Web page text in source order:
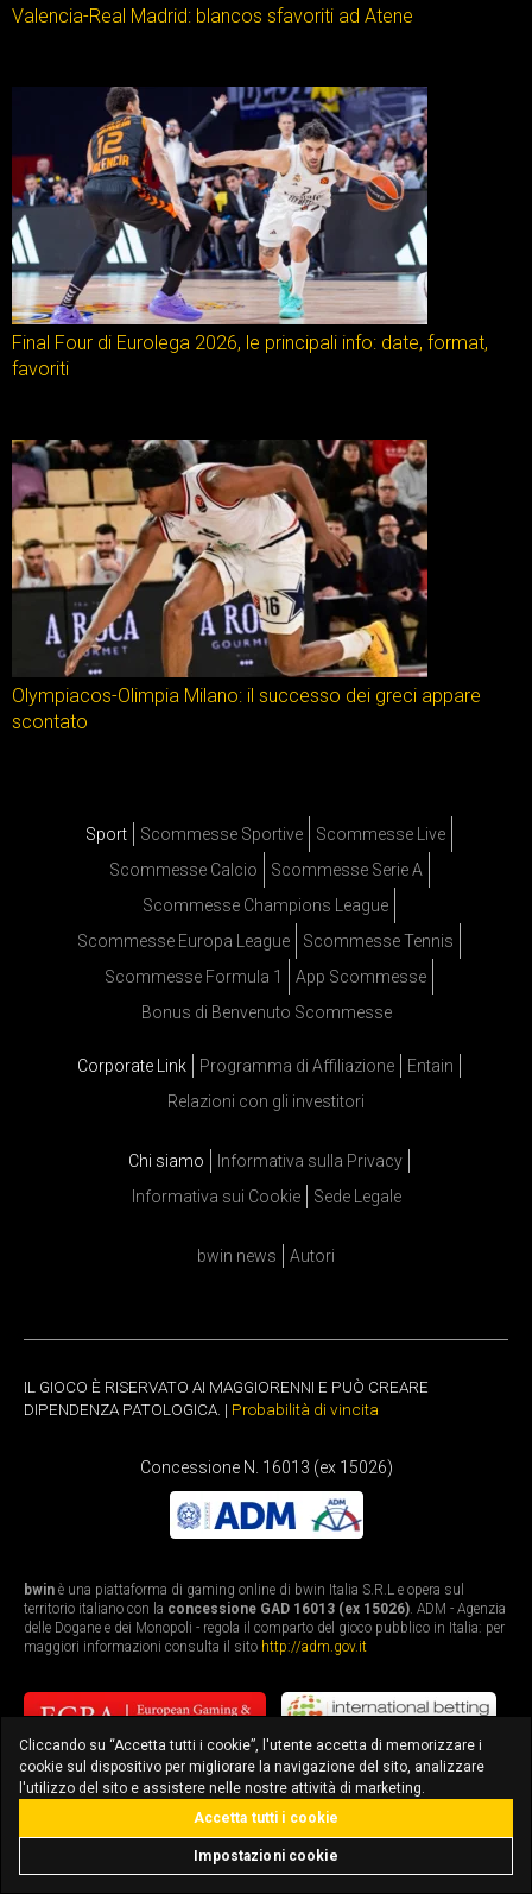
Valencia-Real Madrid: blancos sfavoriti ad Atene
Final Four di Eurolega 2026, le principali info: date, format,
favoriti
Olympiacos-Olimpia Milano: il successo dei greci appare
scontato
Sport Scommesse Sportive
Scommesse Live
Scommesse Calcio
Scommesse Serie A
Scommesse Champions League
Scommesse Europa League
Scommesse Tennis
Scommesse Formula 1
App Scommesse
Bonus di Benvenuto Scommesse
Corporate Link Programma di Affiliazione
Entain
Relazioni con gli investitori
Chi siamo
Informativa sulla Privacy
Informativa sui Cookie
Sede Legale
bwin news Autori
IL GIOCO È RISERVATO AI MAGGIORENNI E PUÒ CREARE
DIPENDENZA PATOLOGICA. | Probabilità di vincita
Concessione N. 16013 (ex 15026)
bwin è una piattaforma di gaming online di bwin Italia S.R.L e opera sul
territorio italiano con la concessione GAD 16013 (ex 15026). ADM - Agenzia
delle Dogane e dei Monopoli - regola il comparto del gioco pubblico in Italia: per
maggiori informazioni consulta il sito http://adm.gov.it
bonus fino a 3.010€ scarica l'app
Cliccando su “Accetta tutti i cookie”, l'utente accetta di memorizzare i
cookie sul dispositivo per migliorare la navigazione del sito, analizzare
l'utilizzo del sito e assistere nelle nostre attività di marketing.
Impostazioni cookie
Accetta tutti i cookie